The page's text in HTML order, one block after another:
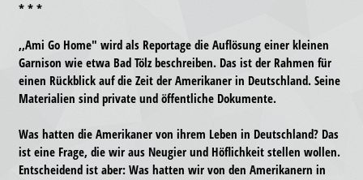
* * *
,,Ami Go Home" wird als Reportage die Auflösung einer kleinen
Garnison wie etwa Bad Tölz beschreiben. Das ist der Rahmen für
einen Rückblick auf die Zeit der Amerikaner in Deutschland. Seine
Materialien sind private und öffentliche Dokumente.
Was hatten die Amerikaner von ihrem Leben in Deutschland? Das
ist eine Frage, die wir aus Neugier und Höflichkeit stellen wollen.
Entscheidend ist aber: Was hatten wir von den Amerikanern in